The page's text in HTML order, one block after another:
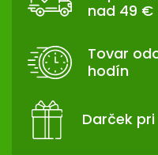
nad 49 €
Tovar
hodín
Darček